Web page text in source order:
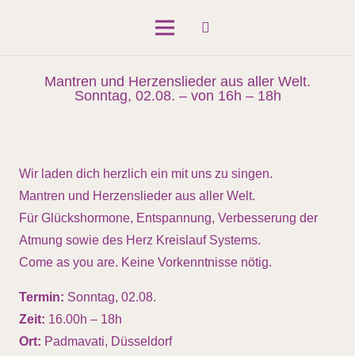
Mantren und Herzenslieder aus aller Welt.
Sonntag, 02.08. – von 16h – 18h
Wir laden dich herzlich ein mit uns zu singen.
Mantren und Herzenslieder aus aller Welt.
Für Glückshormone, Entspannung, Verbesserung der
Atmung sowie des Herz Kreislauf Systems.
Come as you are. Keine Vorkenntnisse nötig.
Termin: Sonntag, 02.08.
Zeit: 16.00h – 18h
Ort: Padmavati, Düsseldorf